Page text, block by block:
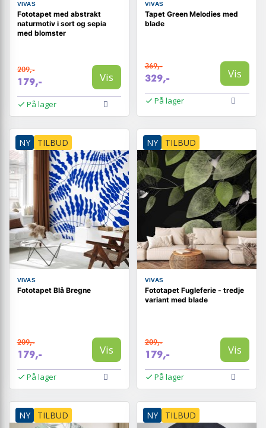
VIVAS
Fototapet med abstrakt
naturmotiv i sort og sepia
med blomster
209,-
179,- Vis
På lager
VIVAS
Tapet Green Melodies med
blade
369,-
329,- Vis
På lager
NY TILBUD
VIVAS
Fototapet Blå Bregne
209,-
179,- Vis
På lager
NY TILBUD
VIVAS
Fototapet Fugleferie - tredje
variant med blade
209,-
179,- Vis
På lager
NY TILBUD NY TILBUD